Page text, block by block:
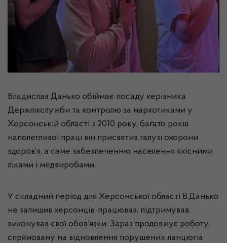
Владислав Данько обіймає посаду керівника
Держлікслужби та контролю за наркотиками у
Херсонській області з 2010 року, багато років
наполегливої праці він присвятив галузі охорони
здоров’я, а саме забезпеченню населення якісними
ліками і медвиробами.
У складний період для Херсонської області В.Данько
не залишив херсонців, працював, підтримував,
виконував свої обов’язки. Зараз продовжує роботу,
спрямовану на відновлення порушених ланцюгів